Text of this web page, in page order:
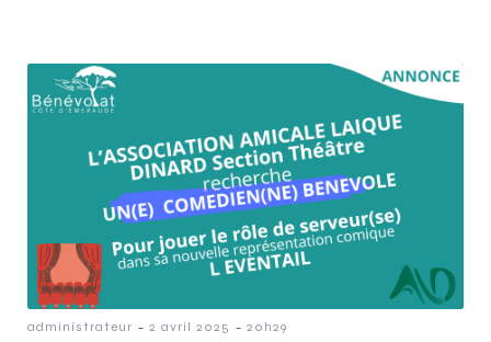
administrateur - 2 avril 2025 - 20h29